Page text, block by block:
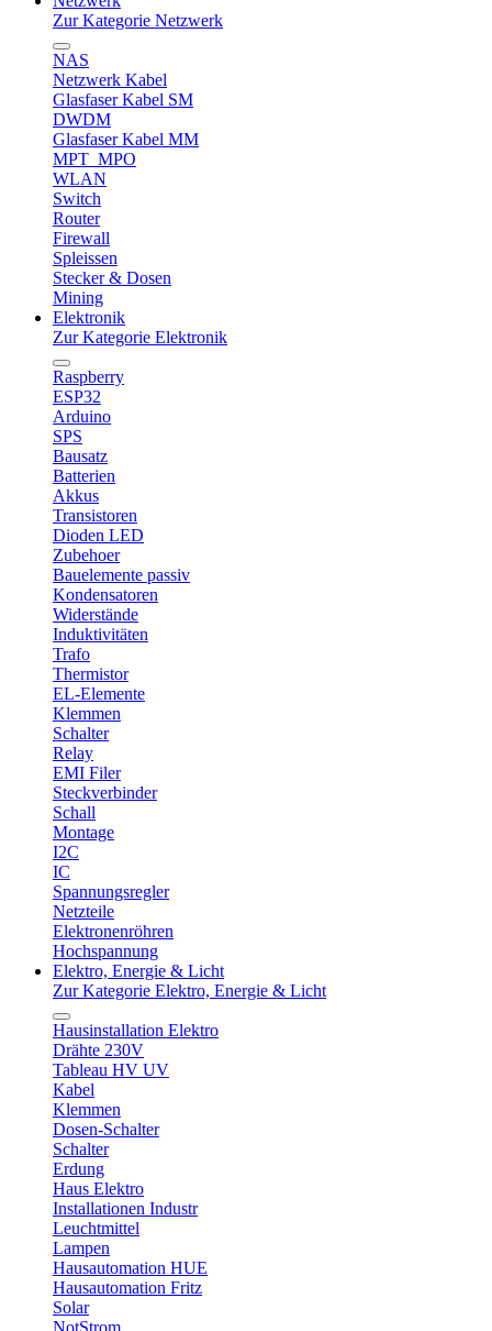
Zur Kategorie Netzwerk
NAS
Netzwerk Kabel
Glasfaser Kabel SM
DWDM
Glasfaser Kabel MM
MPT_MPO
WLAN
Switch
Router
Firewall
Spleissen
Stecker & Dosen
Mining
Elektronik
Zur Kategorie Elektronik
Raspberry
ESP32
Arduino
SPS
Bausatz
Batterien
Akkus
Transistoren
Dioden LED
Zubehoer
Bauelemente passiv
Kondensatoren
Widerstände
Induktivitäten
Trafo
Thermistor
EL-Elemente
Klemmen
Schalter
Relay
EMI Filer
Steckverbinder
Schall
Montage
I2C
IC
Spannungsregler
Netzteile
Elektronenröhren
Hochspannung
Elektro, Energie & Licht
Zur Kategorie Elektro, Energie & Licht
Hausinstallation Elektro
Drähte 230V
Tableau HV UV
Kabel
Klemmen
Dosen-Schalter
Schalter
Erdung
Haus Elektro
Installationen Industr
Leuchtmittel
Lampen
Hausautomation HUE
Hausautomation Fritz
Solar
NotStrom